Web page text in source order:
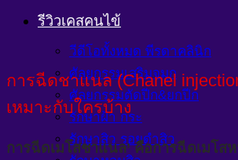
รีวิวเคสคนไข้
วีดีโอทั้งหมด พีรดาคลินิก
ศัลยกรรมเสริมจมูก
ศัลยกรรมตัดปีก&ยกปีก
รักษาฝ้า กระ
รักษาสิว รอยดำสิว
การฉีดชาแนล (Chanel
เหมาะกับใครบ้าง
การฉีดเมโสชาแนล’ คือการฉีดเมโส